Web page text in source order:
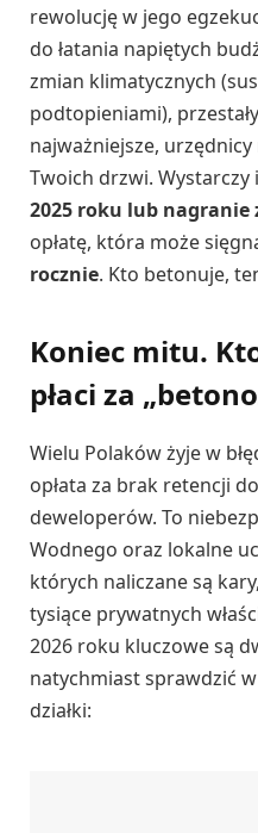
rewolucję w jego
do łatania napiętych
zmian klimatycznych
podtopieniami),
najważniejsze,
Twoich drzwi. Wystarczy
2025 roku lub nagranie
opłatę, która może
rocznie. Kto betonuje,
Koniec mitu.
płaci za
Wielu Polaków żyje w
opłata za brak retencji
deweloperów. To
Wodnego oraz lokalne
których naliczane są
tysiące prywatnych
2026 roku kluczowe są
natychmiast sprawdzić
działki: